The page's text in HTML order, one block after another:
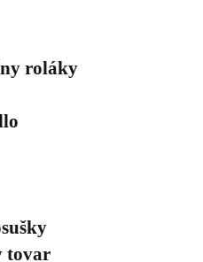
roláky
tovar